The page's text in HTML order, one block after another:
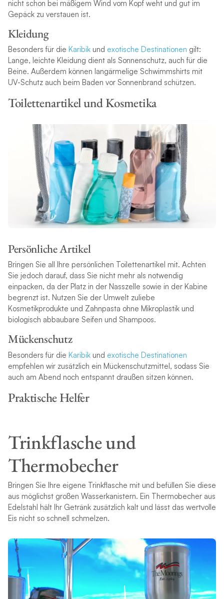
nicht schon bei mäßigem Wind vom Kopf weht und gut im
Gepäck zu verstauen ist.
Kleidung
Besonders für die Karibik und exotische Destinationen gilt:
Lange, leichte Kleidung dient als Sonnenschutz, auch für die
Beine. Außerdem können langärmelige Schwimmshirts mit
UV-Schutz auch beim Baden vor Sonnenbrand schützen.
Toilettenartikel und Kosmetika
Persönliche Artikel
Bringen Sie all Ihre persönlichen Toilettenartikel mit. Achten
Sie jedoch darauf, dass Sie nicht mehr als notwendig
einpacken, da der Platz in der Nasszelle sowie in der Kabine
begrenzt ist. Nutzen Sie der Umwelt zuliebe
Kosmetikprodukte und Zahnpasta ohne Mikroplastik und
biologisch abbaubare Seifen und Shampoos.
Mückenschutz
Besonders für die Karibik und exotische Destinationen
empfehlen wir zusätzlich ein Mückenschutzmittel, sodass Sie
auch am Abend noch entspannt draußen sitzen können.
Praktische Helfer
Trinkflasche und
Thermobecher
Bringen Sie Ihre eigene Trinkflasche mit und befüllen Sie diese
aus möglichst großen Wasserkanistern. Ein Thermobecher aus
Edelstahl hält Ihr Getränk zusätzlich kalt und lässt das wertvolle
Eis nicht so schnell schmelzen.